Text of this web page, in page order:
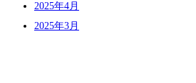
2025年4月
2025年3月